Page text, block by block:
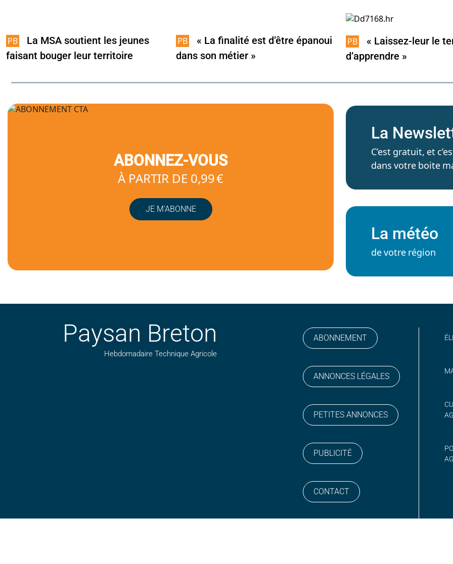
La MSA soutient les jeunes
faisant bouger leur territoire
« La finalité est d’être épanoui
dans son métier »
« Laissez-leur le
d’apprendre »
ABONNEZ-VOUS
À PARTIR DE 0,99 €
JE M’ABONNE
La
C’est gratuit, et
dans votre boite
La météo
de votre région
Paysan Breton
Hebdomadaire Technique Agricole
ABONNEMENT
ANNONCES LÉGALES
PETITES ANNONCES
PUBLICITÉ
CONTACT